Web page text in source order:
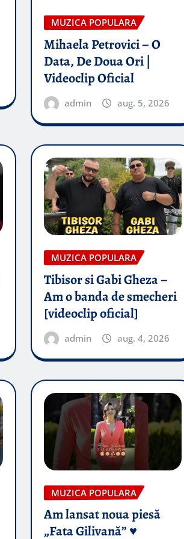
MUZICA POPULARA
Mihaela Petrovici – O
Data, De Doua Ori |
Videoclip Oficial
admin aug. 5, 2026
MUZICA POPULARA
Tibisor si Gabi Gheza –
Am o banda de smecheri
[videoclip oficial]
admin aug. 4, 2026
MUZICA POPULARA
Am lansat noua piesă
„Fata Gilivană” ♥️